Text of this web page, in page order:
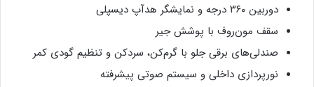
دوربین ۳۶۰ درجه و نمایشگر هدآپ دیسپلی
سقف مون‌روف با پوشش جیر
صندلی‌های برقی جلو با گرم‌کن، سردکن و تنظیم گودی کمر
نورپردازی داخلی و سیستم صوتی پیشرفته